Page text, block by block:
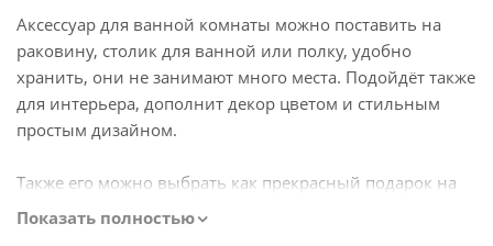
Аксессуар для ванной комнаты можно поставить на
раковину, столик для ванной или полку, удобно
хранить, они не занимают много места. Подойдёт также
для интерьера, дополнит декор цветом и стильным
простым дизайном.
Также его можно выбрать как прекрасный подарок на
новоселье, новый год, день рождения маме, бабушке,
Показать полностью